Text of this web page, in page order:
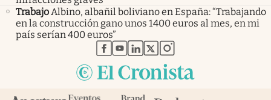
TrabajoAlbino, albañil boliviano en España: “Trabajando
en la construcción gano unos 1400 euros al mes, en mi
país serían 400 euros”
abre en nueva pestaña
abre en nueva pestaña
abre en nueva pestaña
abre en nueva pestaña
abre en nueva pestaña